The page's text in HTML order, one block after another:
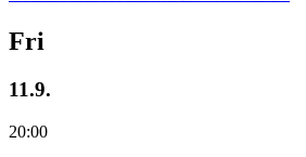
Fri
11.9.
20:00